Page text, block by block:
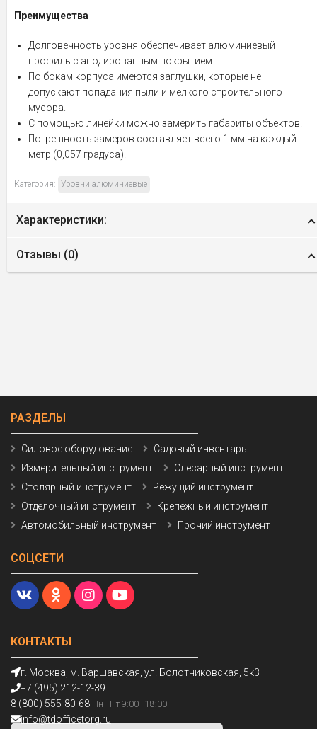
Преимущества
Долговечность уровня обеспечивает алюминиевый
профиль с анодированным покрытием.
По бокам корпуса имеются заглушки, которые не
допускают попадания пыли и мелкого строительного
мусора.
С помощью линейки можно замерить габариты объектов.
Погрешность замеров составляет всего 1 мм на каждый
метр (0,057 градуса).
Категория: Уровни алюминиевые
Характеристики:
Отзывы (0)
КОНТАКТЫ
г. Москва, м. Варшавская, ул. Болотниковская, 5к3
+7 (495) 212-12-39
8 (800) 555-80-68 Пн—Пт 9:00—18:00
info@tdofficetorg.ru
РАЗДЕЛЫ
Силовое оборудование
Садовый инвентарь
Измерительный инструмент
Слесарный инструмент
Столярный инструмент
Режущий инструмент
Отделочный инструмент
Крепежный инструмент
Автомобильный инструмент
Прочий инструмент
СОЦСЕТИ